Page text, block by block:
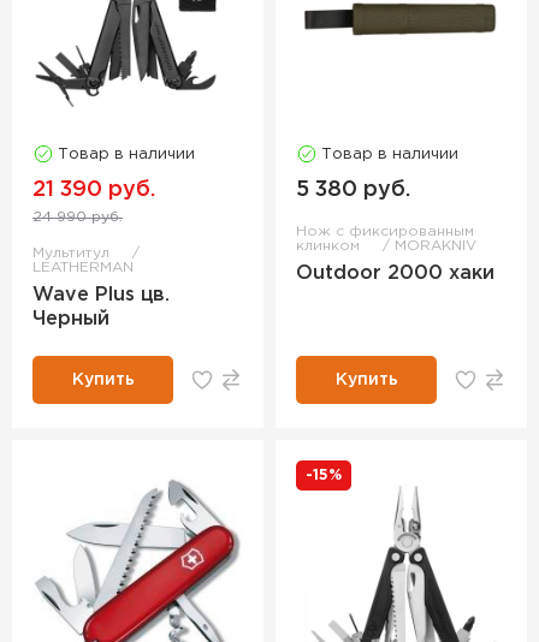
Товар в наличии
21 390 руб.
24 990 руб.
Мультитул
LEATHERMAN
Wave Plus цв.
Черный
Купить
Товар в наличии
5 380 руб.
Нож с фиксированным
клинком
MORAKNIV
Outdoor 2000 хаки
Купить
-15%